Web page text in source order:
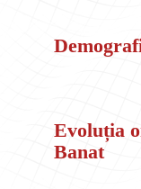
Evoluția
Banat